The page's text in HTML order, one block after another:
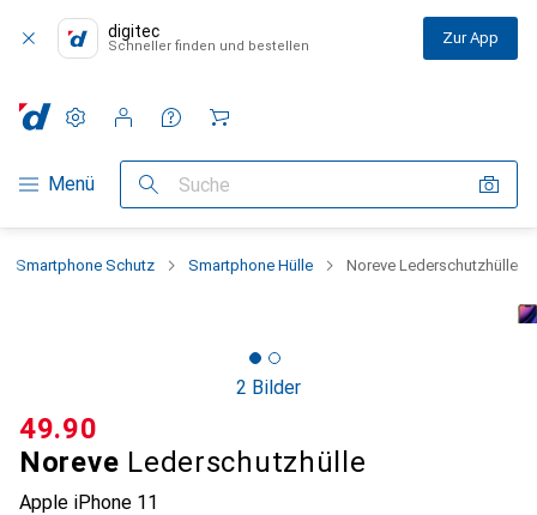
digitec
Schneller finden und bestellen Zur App
Navigation nach Kategorien
Menü Suche
Einstellungen
Kundenkonto
Vergleichslisten
Merklisten
Warenkorb
Smartphone Schutz Smartphone Hülle Noreve Lederschutzhülle
2 Bilder
Noreve Lederschutzhülle
Apple iPhone 11
CHF
49.90